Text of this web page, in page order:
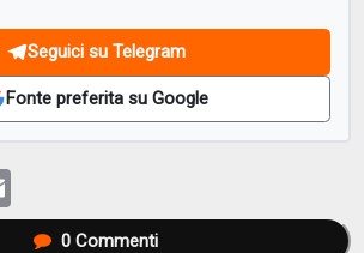
Seguici su Telegram
Fonte preferita su Google
0Commenti